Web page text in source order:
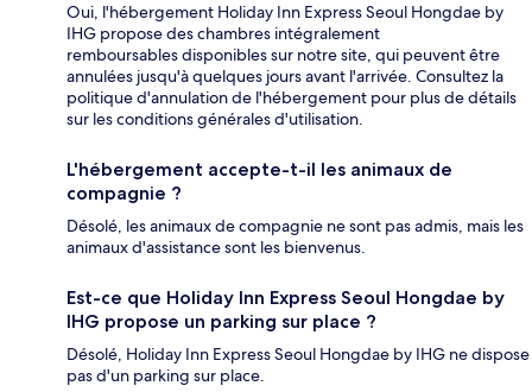
Oui, l'hébergement Holiday Inn Express Seoul Hongdae by
IHG propose des chambres intégralement
remboursables disponibles sur notre site, qui peuvent être
annulées jusqu'à quelques jours avant l'arrivée. Consultez la
politique d'annulation de l'hébergement pour plus de détails
sur les conditions générales d'utilisation.
L'hébergement accepte-t-il les animaux de
compagnie ?
Désolé, les animaux de compagnie ne sont pas admis, mais les
animaux d'assistance sont les bienvenus.
Est-ce que Holiday Inn Express Seoul Hongdae by
IHG propose un parking sur place ?
Désolé, Holiday Inn Express Seoul Hongdae by IHG ne dispose
pas d'un parking sur place.